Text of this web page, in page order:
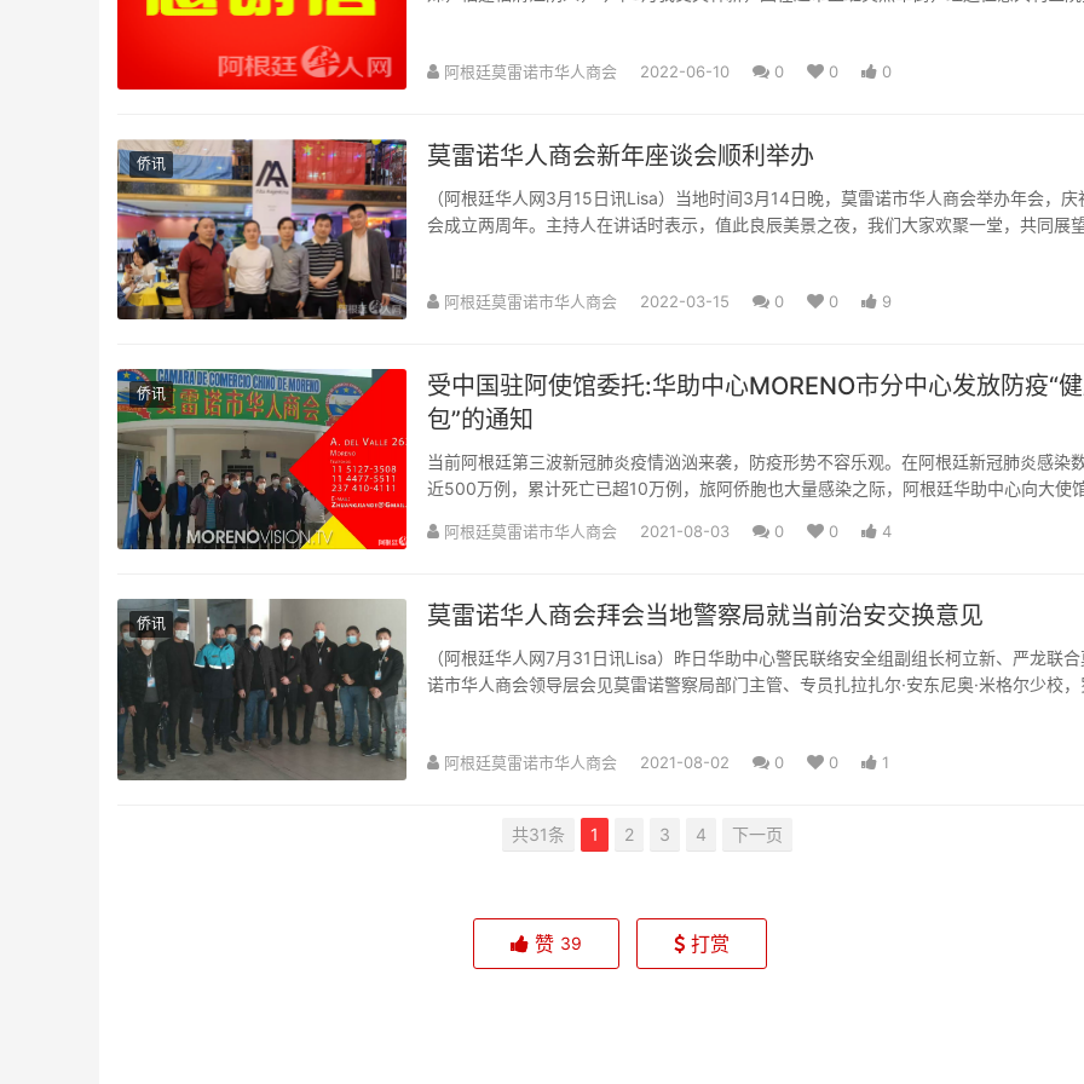
阿根廷莫雷诺市华人商会 2022-06-10 0 0 0
侨讯 莫雷诺华人商会新年座谈会顺利举办
（阿根廷华人网3月15日讯Lisa）当地时间3月14日晚，莫雷诺市华人商会举办年会，庆
会成立两周年。主持人在讲话时表示，值此良辰美景之夜，我们大家欢聚一堂，共同展望
阿根廷莫雷诺市华人商会 2022-03-15 0 0 9
侨讯
受中国驻阿使馆委托:华助中心MORENO市分中心发放防疫“
包”的通知
当前阿根廷第三波新冠肺炎疫情汹汹来袭，防疫形势不容乐观。在阿根廷新冠肺炎感染
近500万例，累计死亡已超10万例，旅阿侨胞也大量感染之际，阿根廷华助中心向大使
阿根廷莫雷诺市华人商会 2021-08-03 0 0 4
侨讯 莫雷诺华人商会拜会当地警察局就当前治安交换意见
（阿根廷华人网7月31日讯Lisa）昨日华助中心警民联络安全组副组长柯立新、严龙联合
诺市华人商会领导层会见莫雷诺警察局部门主管、专员扎拉扎尔·安东尼奥·米格尔少校，
阿根廷莫雷诺市华人商会 2021-08-02 0 0 1
共31条 1 2 3 4 下一页
赞 39 打赏